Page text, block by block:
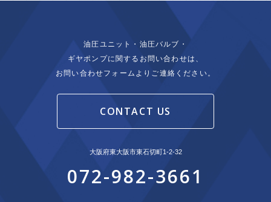
油圧ユニット・油圧バルブ・
ギヤポンプに関するお問い合わせは、
お問い合わせフォームよりご連絡ください。
CONTACT US
大阪府東大阪市東石切町1-2-32
072-982-3661